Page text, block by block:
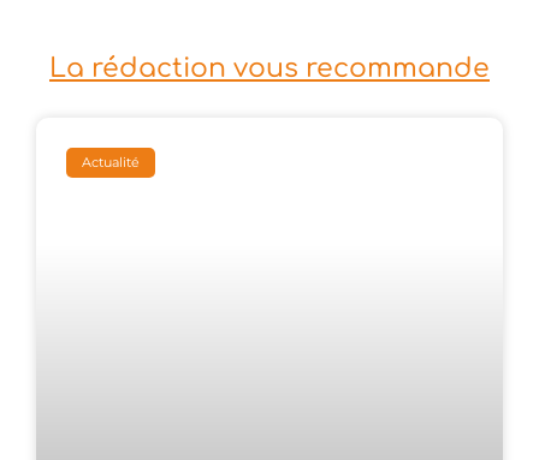
La rédaction vous recommande
Actualité